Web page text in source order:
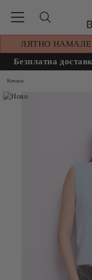
ЛЯТНО
Безплатна
Начало